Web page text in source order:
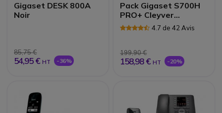
Gigaset DESK 800A
Noir
85,75 €
54,95 € HT -36%
Pack Gigaset S700H
PRO+ Cleyver
NW30UC4.7 de 42 Avis
199,90 €
158,98 € HT -20%